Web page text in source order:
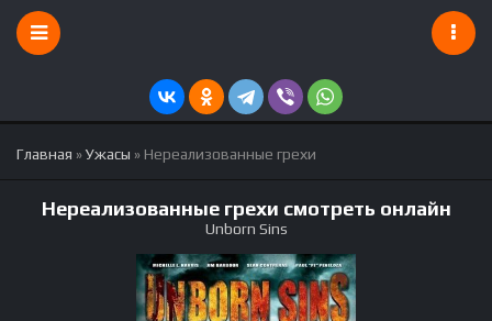
Главная »Ужасы » Нереализованные грехи
Нереализованные грехи смотреть онлайн
Unborn Sins